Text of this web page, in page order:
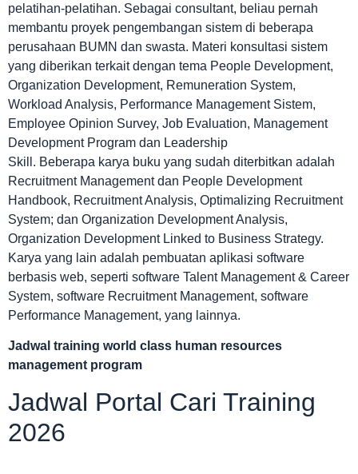
pelatihan-pelatihan. Sebagai consultant, beliau pernah
membantu proyek pengembangan sistem di beberapa
perusahaan BUMN dan swasta. Materi konsultasi sistem
yang diberikan terkait dengan tema People Development,
Organization Development, Remuneration System,
Workload Analysis, Performance Management Sistem,
Employee Opinion Survey, Job Evaluation, Management
Development Program dan Leadership
Skill. Beberapa karya buku yang sudah diterbitkan adalah
Recruitment Management dan People Development
Handbook, Recruitment Analysis, Optimalizing Recruitment
System; dan Organization Development Analysis,
Organization Development Linked to Business Strategy.
Karya yang lain adalah pembuatan aplikasi software
berbasis web, seperti software Talent Management & Career
System, software Recruitment Management, software
Performance Management, yang lainnya.
Jadwal training world class human resources
management program
Jadwal Portal Cari Training
2026